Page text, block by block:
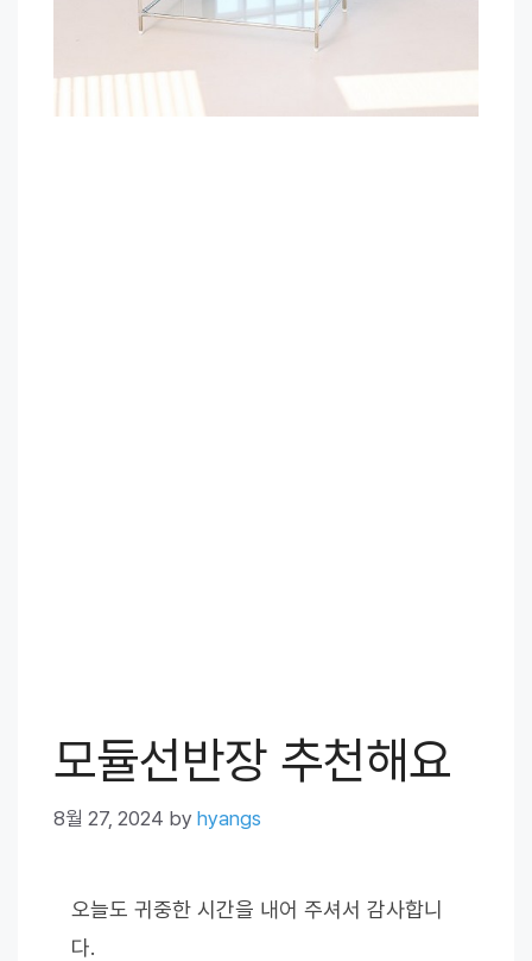
모듈선반장 추천해요
8월 27, 2024 by hyangs
오늘도 귀중한 시간을 내어 주셔서 감사합니
다.